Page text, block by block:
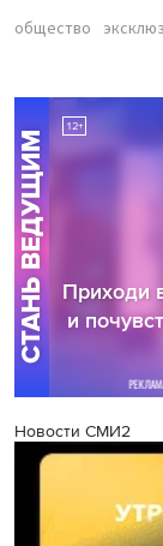
общество
Новости СМИ2